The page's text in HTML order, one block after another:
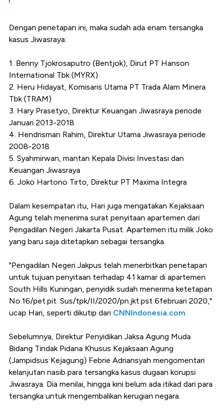
Dengan penetapan ini, maka sudah ada enam tersangka
kasus Jiwasraya:
1. Benny Tjokrosaputro (Bentjok), Dirut PT Hanson
International Tbk (MYRX)
2. Heru Hidayat, Komisaris Utama PT Trada Alam Minera
Tbk (TRAM)
3. Hary Prasetyo, Direktur Keuangan Jiwasraya periode
Januari 2013-2018
4. Hendrisman Rahim, Direktur Utama Jiwasraya periode
2008-2018
5. Syahmirwan, mantan Kepala Divisi Investasi dan
Keuangan Jiwasraya
6. Joko Hartono Tirto, Direktur PT Maxima Integra
Dalam kesempatan itu, Hari juga mengatakan Kejaksaan
Agung telah menerima surat penyitaan apartemen dari
Pengadilan Negeri Jakarta Pusat. Apartemen itu milik Joko
yang baru saja ditetapkan sebagai tersangka.
"Pengadilan Negeri Jakpus telah menerbitkan penetapan
untuk tujuan penyitaan terhadap 41 kamar di apartemen
South Hills Kuningan, penyidik sudah menerima ketetapan
No.16/pet.pit. Sus/tpk/II/2020/pn.jkt.pst 6februari 2020,"
ucap Hari, seperti dikutip dari CNNIndonesia.com
Sebelumnya, Direktur Penyidikan Jaksa Agung Muda
Bidang Tindak Pidana Khusus Kejaksaan Agung
(Jampidsus Kejagung) Febrie Adriansyah mengomentari
kelanjutan nasib para tersangka kasus dugaan korupsi
Jiwasraya. Dia menilai, hingga kini belum ada itikad dari para
tersangka untuk mengembalikan kerugian negara.